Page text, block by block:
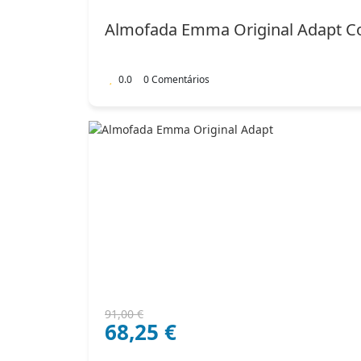
102,00 €.
71,40 €.
Almofada Emma Original Adapt
0.0 0 Comentários
91,00€
O
preço
68,25 €
O
preço